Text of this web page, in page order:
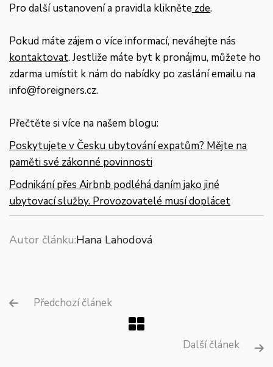
Pro další ustanovení a pravidla klikněte zde.
Pokud máte zájem o více informací, neváhejte nás
kontaktovat. Jestliže máte byt k pronájmu, můžete ho
zdarma umístit k nám do nabídky po zaslání emailu na
info@foreigners.cz.
Přečtěte si více na našem blogu:
Poskytujete v Česku ubytování expatům? Mějte na
paměti své zákonné povinnosti
Podnikání přes Airbnb podléhá daním jako jiné
ubytovací služby. Provozovatelé musí doplácet
Autor článku:Hana Lahodová
 Předchozí článek
Další článek 